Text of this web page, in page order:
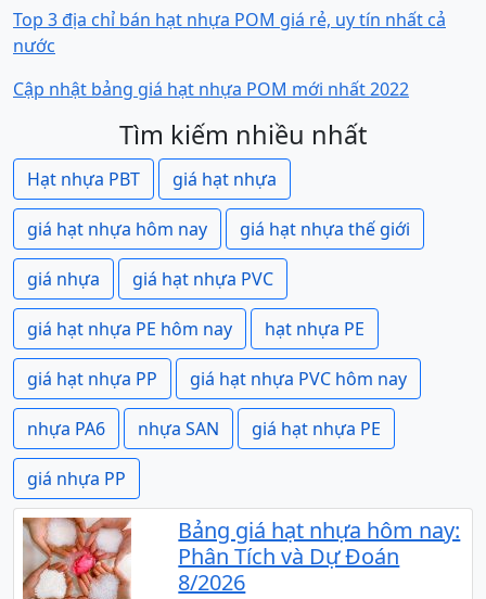
Top 3 địa chỉ bán hạt nhựa POM giá rẻ, uy tín nhất cả
nước
Cập nhật bảng giá hạt nhựa POM mới nhất 2022
Tìm kiếm nhiều nhất
Hạt nhựa PBT giá hạt nhựa
giá hạt nhựa hôm nay giá hạt nhựa thế giới
giá nhựa giá hạt nhựa PVC
giá hạt nhựa PE hôm nay hạt nhựa PE
giá hạt nhựa PP giá hạt nhựa PVC hôm nay
nhựa PA6 nhựa SAN giá hạt nhựa PE
giá nhựa PP
Bảng giá hạt nhựa hôm nay:
Phân Tích và Dự Đoán
8/2026